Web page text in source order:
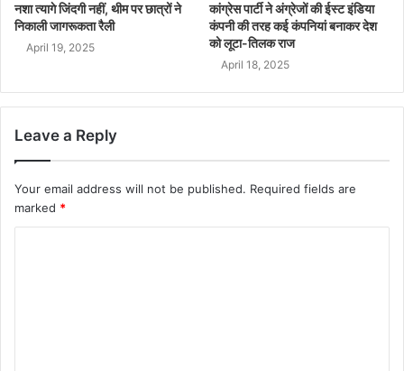
नशा त्यागे जिंदगी नहीं, थीम पर छात्रों ने
निकाली जागरूकता रैली
April 19, 2025
कांग्रेस पार्टी ने अंग्रेजों की ईस्ट इंडिया
कंपनी की तरह कई कंपनियां बनाकर देश
को लूटा-तिलक राज
April 18, 2025
Leave a Reply
Your email address will not be published. Required fields are
marked *